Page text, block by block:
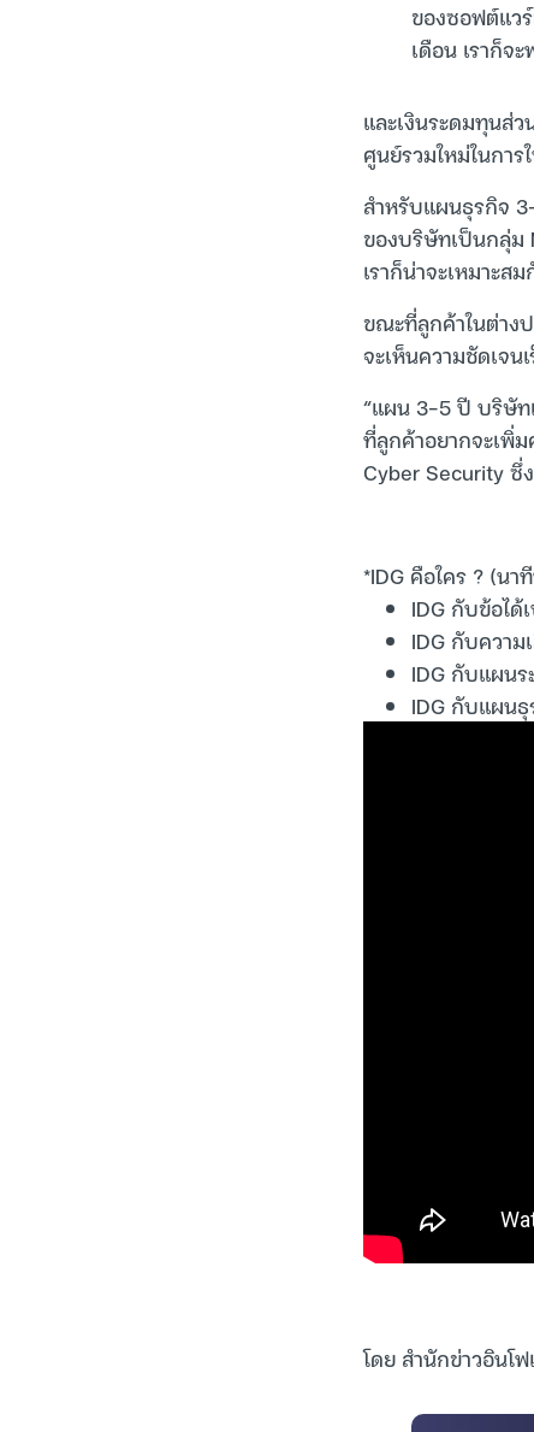
ของซอฟต์แว
เดือน เราก็จ
และเงินระดมทุนส่
ศูนย์รวมใหม่ในกา
สำหรับแผนธุรกิจ
ของบริษัทเป็นกลุ่ม
เราก็น่าจะเหมาะ
ขณะที่ลูกค้าในต่าง
จะเห็นความชัดเจน
“แผน 3-5 ปี บริษัท
ที่ลูกค้าอยากจะเพิ่ม
Cyber Security ซึ่
*IDG คือใคร ? (นา
IDG กับข้อไ
IDG กับควา
IDG กับแผน
IDG กับแผนธุ
โดย สำนักข่าวอินโ